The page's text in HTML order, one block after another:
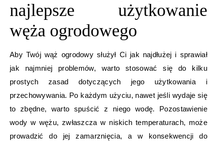
najlepsze użytkowanie
węża ogrodowego
Aby Twój wąż ogrodowy służył Ci jak najdłużej i sprawiał
jak najmniej problemów, warto stosować się do kilku
prostych zasad dotyczących jego użytkowania i
przechowywania. Po każdym użyciu, nawet jeśli wydaje się
to zbędne, warto spuścić z niego wodę. Pozostawienie
wody w wężu, zwłaszcza w niskich temperaturach, może
prowadzić do jej zamarznięcia, a w konsekwencji do